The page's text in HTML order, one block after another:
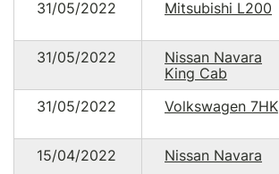
31/05/2022
Mitsubishi L200
31/05/2022
Nissan Navara
King Cab
31/05/2022
Volkswagen 7HK
15/04/2022
Nissan Navara